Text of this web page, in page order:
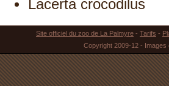
Lacerta crocodilus
Site officiel du zoo de La Palmyre - Tarifs -
Copyright 2009-12 -